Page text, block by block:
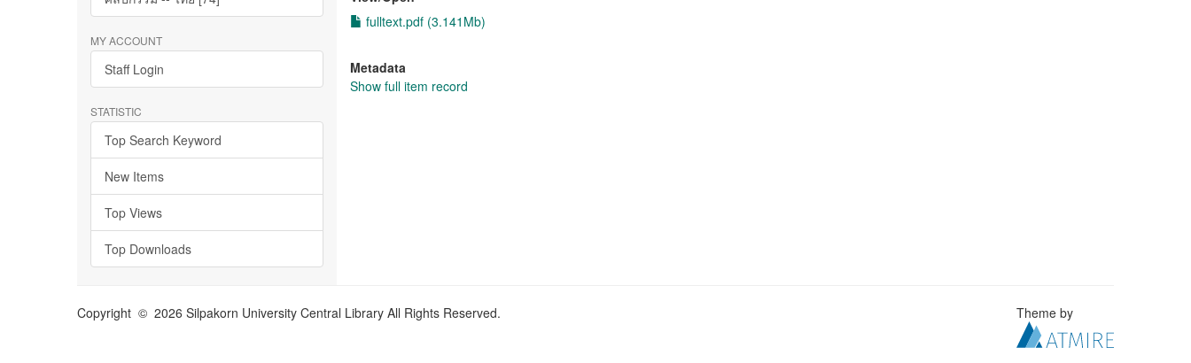
MY ACCOUNT
Staff Login
STATISTIC
Top Search Keyword
New Items
Top Views
Top Downloads
fulltext.pdf (3.141Mb)
Metadata
Show full item record
Copyright © 2026 Silpakorn University Central Library All Rights Reserved. Theme by